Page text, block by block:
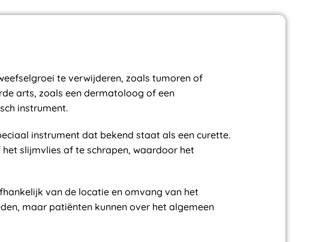
te verwijderen, zoals tumoren of
arts, zoals een dermatoloog of een
instrument.
instrument dat bekend staat als een curette.
slijmvlies af te schrapen, waardoor het
van de locatie en omvang van het
maar patiënten kunnen over het algemeen